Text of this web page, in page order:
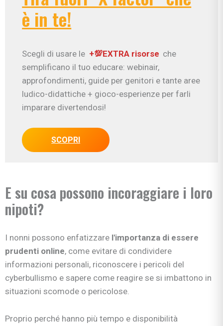
è in te!
Scegli di usare le +💯EXTRA risorse che
semplificano il tuo educare: webinair,
approfondimenti, guide per genitori e tante aree
ludico-didattiche + gioco-esperienze per farli
imparare divertendosi!
SCOPRI
E su cosa possono incoraggiare i loro
nipoti?
I nonni possono enfatizzare l'importanza di essere
prudenti online, come evitare di condividere
informazioni personali, riconoscere i pericoli del
cyberbullismo e sapere come reagire se si imbattono in
situazioni scomode o pericolose.
Proprio perché hanno più tempo e disponibilità